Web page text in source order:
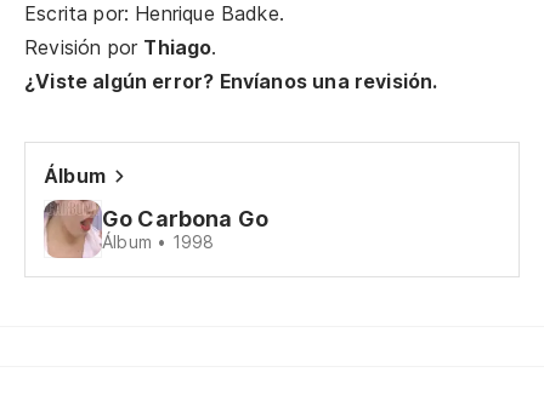
Escrita por: Henrique Badke.
Revisión por Thiago.
¿Viste algún error? Envíanos una revisión.
Álbum
Go Carbona Go
Álbum • 1998